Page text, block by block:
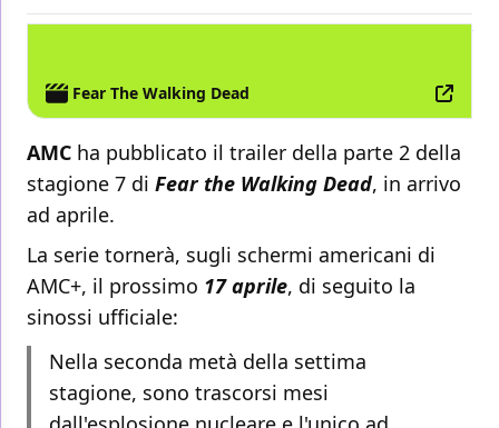
Fear The Walking Dead
AMC ha pubblicato il trailer della parte 2 della
stagione 7 di Fear the Walking Dead, in arrivo
ad aprile.
La serie tornerà, sugli schermi americani di
AMC+, il prossimo 17 aprile, di seguito la
sinossi ufficiale:
Nella seconda metà della settima
stagione, sono trascorsi mesi